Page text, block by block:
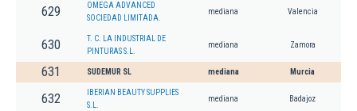
629
OMEGA ADVANCED
SOCIEDAD LIMITADA.
mediana Valencia
630
T. C. LA INDUSTRIAL DE
PINTURAS S.L.
mediana Zamora
631 SUDEMUR SL mediana Murcia
632
IBERIAN BEAUTY SUPPLIES
S.L.
mediana Badajoz